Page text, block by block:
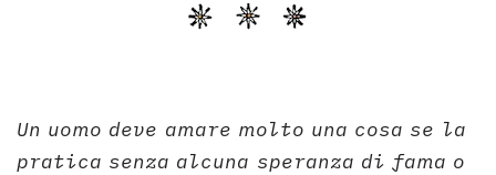
Un uomo deve amare molto una cosa se la
pratica senza alcuna speranza di fama o